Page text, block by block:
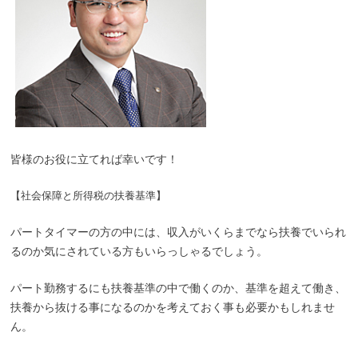
皆様のお役に立てれば幸いです！
【社会保障と所得税の扶養基準】
パートタイマーの方の中には、収入がいくらまでなら扶養でいられ
るのか気にされている方もいらっしゃるでしょう。
パート勤務するにも扶養基準の中で働くのか、基準を超えて働き、
扶養から抜ける事になるのかを考えておく事も必要かもしれませ
ん。